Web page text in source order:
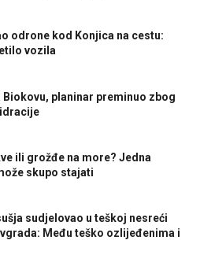
odrone kod Konjica na cestu:
vozila
planinar preminuo zbog
ili grožđe na more? Jedna
skupo stajati
sudjelovao u teškoj nesreći
Među teško ozlijeđenima i